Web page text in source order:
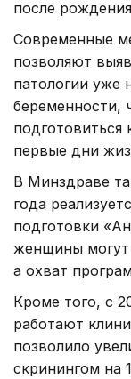
после
Современные
позволяют
патологии уже
беременности,
подготовиться
первые дни
В Минздраве
года
подготовки
женщины могут
а охват
Кроме того, с
работают
позволило
скринингом на